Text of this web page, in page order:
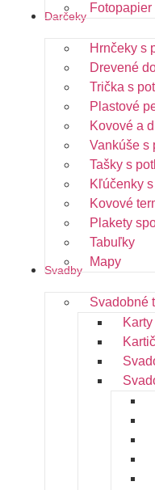
Fotopapier
Darčeky
Hrnčeky s
Drevené
Trička s
Plastové
Kovové a
Vankúše s
Tašky s
Kľúčenky
Kovové
Plakety
Tabuľky
Mapy
Svadby
Svadobné